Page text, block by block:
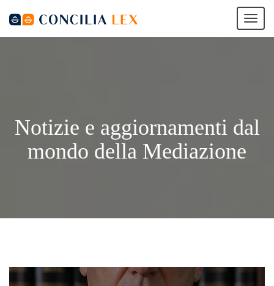
Notizie e aggiornamenti dal
mondo della Mediazione